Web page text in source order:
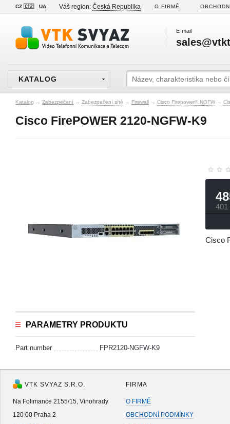
CZ 🇨🇿 UA Váš region: Česká Republika O FIRMĚ
E-mail
KATALOG
Katalog → Zabezpečení → Zabezpečení sítě → Firewall → Cisco Firepower® NGFW →
Cisco FirePOWER 2120-NGFW-K9
PARAMETRY PRODUKTU
Part number FPR2120-NGFW-K9
401
Cisco
VTK SVYAZ S.R.O.
Na Folimance 2155/15, Vinohrady
120 00 Praha 2
FIRMA
O FIRMĚ
OBCHODNÍ PODMÍNKY